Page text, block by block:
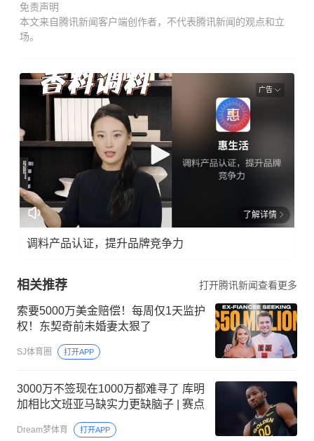
免责声明
本文来自腾讯新闻客户端创作者，不代表腾讯新闻的观点和立
场。
广告
了解详情
调料产品认证，提升品牌竞争力
相关推荐 打开腾讯新闻查看更多
索要5000万美金赔偿！每周仅1天监护
权！东契奇前未婚妻太狠了
SJ体育圈 打开APP
3000万不签现在1000万都难寻了 库明
加相比文班亚马缺实力更缺脑子 | 赛点
Dream梦体育 打开APP